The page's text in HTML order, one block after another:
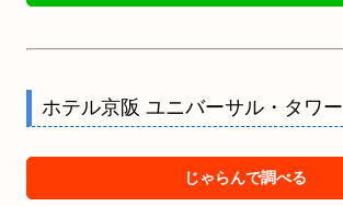
ホテル京阪 ユニバーサル・タワー
じゃらんで調べる